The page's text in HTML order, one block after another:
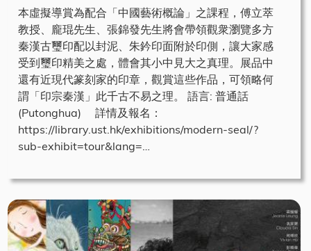
本虛擬導賞為配合「中國藝術概論」之課程，傅立萃
教授、龐琨先生、張錦發先生將會帶領觀衆瀏覽多方
秦漢古璽印配以封泥、朱鈐印面附於印側，讓大家感
受到璽印精美之處，體會其小中見大之真理。展品中
還有近現代篆刻家的印章，觀賞這些作品，可領略何
謂「印宗秦漢」此千古不易之理。 語言: 普通話
(Putonghua) 詳情及報名：
https://library.ust.hk/exhibitions/modern-seal/?
sub-exhibit=tour&lang=…